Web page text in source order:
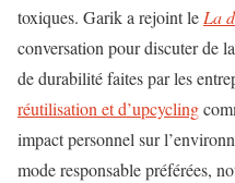
toxiques. Garik a rejoint le La
conversation pour discuter de
de durabilité faites par les
réutilisation et d’upcycling
impact personnel sur
mode responsable préférées,